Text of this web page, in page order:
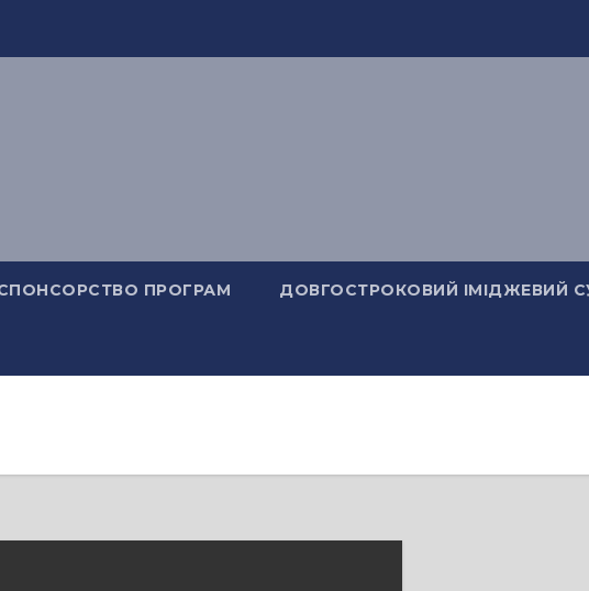
ПРОГРАМ ДОВГОСТРОКОВИЙ ІМІДЖЕВИЙ